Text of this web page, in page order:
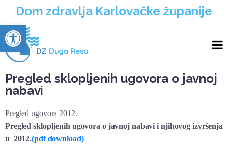
Open toolbar
Dom zdravlja Karlovačke županije
Pregled sklopljenih ugovora o javnoj
nabavi
Pregled ugovora 2012.
Pregled sklopljenih ugovora o javnoj nabavi i njihovog izvršenja
u 2012.(pdf download)